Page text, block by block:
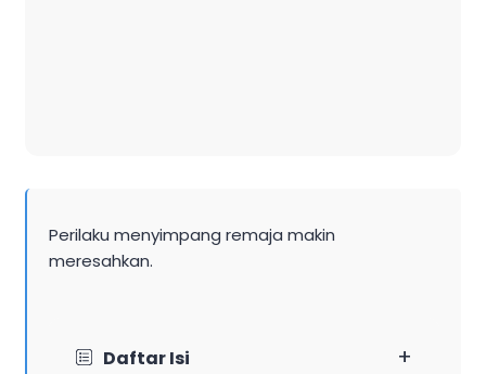
Perilaku menyimpang remaja makin
meresahkan.
Daftar Isi +